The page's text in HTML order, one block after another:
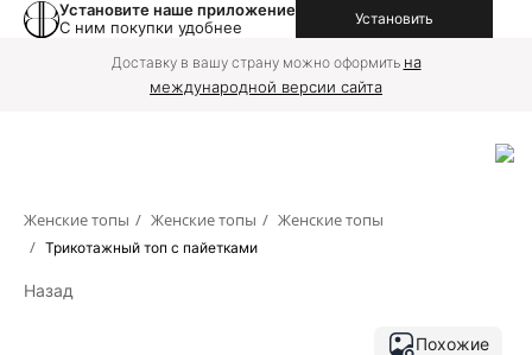
Установите наше приложение
С ним покупки удобнее
Установить
Доставку в вашу страну можно оформить на
международной версии сайта
Женские топы / Женские топы / Женские топы
/ Трикотажный топ с пайетками
Назад
Похожие